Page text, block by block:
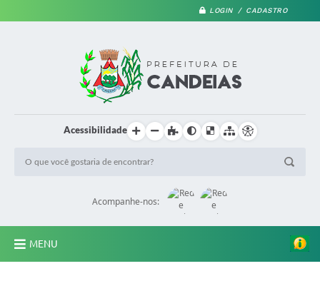
LOGIN / CADASTRO
Acessibilidade
Acompanhe-nos:
MENU